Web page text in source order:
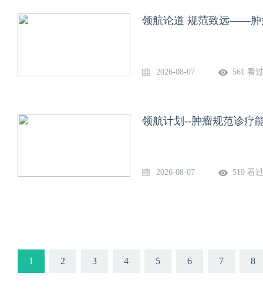
领航论道 规范致远——肿
2026-08-07 561 看过
领航计划--肿瘤规范诊疗
2026-08-07 519 看过
1 2 3 4 5 6 7 8